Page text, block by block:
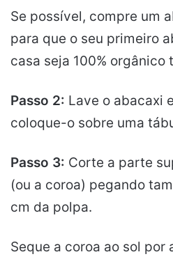
Se possível, compre um
para que o seu primeiro
casa seja 100% orgânico
Passo 2: Lave o abacaxi
coloque-o sobre uma
Passo 3: Corte a parte
(ou a coroa) pegando
cm da polpa.
Seque a coroa ao sol por